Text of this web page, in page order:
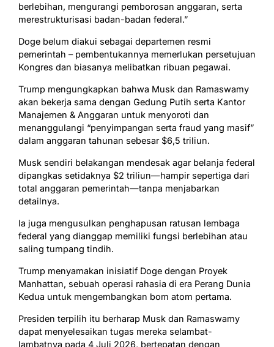
berlebihan, mengurangi pemborosan anggaran, serta
merestrukturisasi badan-badan federal.”
Doge belum diakui sebagai departemen resmi
pemerintah – pembentukannya memerlukan persetujuan
Kongres dan biasanya melibatkan ribuan pegawai.
Trump mengungkapkan bahwa Musk dan Ramaswamy
akan bekerja sama dengan Gedung Putih serta Kantor
Manajemen & Anggaran untuk menyoroti dan
menanggulangi “penyimpangan serta fraud yang masif”
dalam anggaran tahunan sebesar $6,5 triliun.
Musk sendiri belakangan mendesak agar belanja federal
dipangkas setidaknya $2 triliun—hampir sepertiga dari
total anggaran pemerintah—tanpa menjabarkan
detailnya.
Ia juga mengusulkan penghapusan ratusan lembaga
federal yang dianggap memiliki fungsi berlebihan atau
saling tumpang tindih.
Trump menyamakan inisiatif Doge dengan Proyek
Manhattan, sebuah operasi rahasia di era Perang Dunia
Kedua untuk mengembangkan bom atom pertama.
Presiden terpilih itu berharap Musk dan Ramaswamy
dapat menyelesaikan tugas mereka selambat-
lambatnya pada 4 Juli 2026, bertepatan dengan